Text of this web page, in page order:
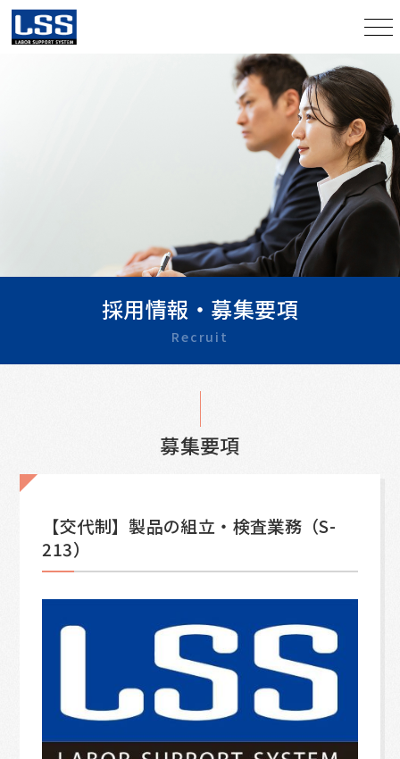
採用情報・募集要項
Recruit
募集要項
【交代制】製品の組立・検査業務（S-
213）